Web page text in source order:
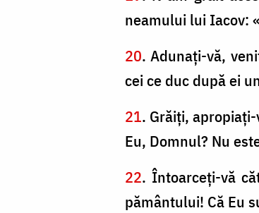
neamului lui Iacov:
20. Adunaţi-vă,
cei ce duc după ei
21. Grăiţi,
Eu, Domnul? Nu
22. Întoarceţi-vă
pământului! Că Eu